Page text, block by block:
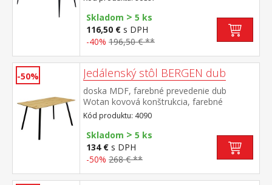
Skladom > 5 ks
116,50 € s DPH
-40% 196,50 € **
-50% Jedálenský stôl BERGEN dub
doska MDF, farebné prevedenie dub
Wotan kovová konštrukcia, farebné
prevedenie čierna
Kód produktu: 4090
Skladom > 5 ks
134 € s DPH
-50% 268 € **